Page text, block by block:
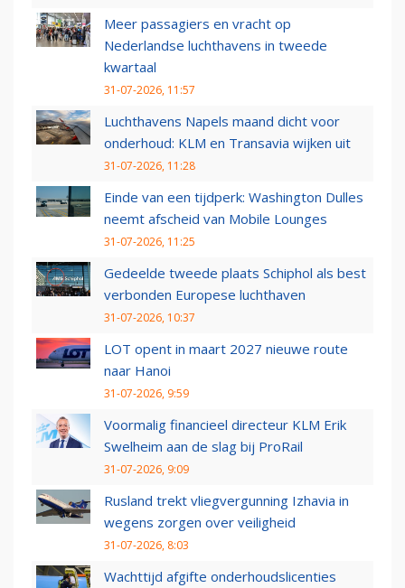
Meer passagiers en vracht op
Nederlandse luchthavens in tweede
kwartaal
31-07-2026, 11:57
Luchthavens Napels maand dicht voor
onderhoud: KLM en Transavia wijken uit
31-07-2026, 11:28
Einde van een tijdperk: Washington Dulles
neemt afscheid van Mobile Lounges
31-07-2026, 11:25
Gedeelde tweede plaats Schiphol als best
verbonden Europese luchthaven
31-07-2026, 10:37
LOT opent in maart 2027 nieuwe route
naar Hanoi
31-07-2026, 9:59
Voormalig financieel directeur KLM Erik
Swelheim aan de slag bij ProRail
31-07-2026, 9:09
Rusland trekt vliegvergunning Izhavia in
wegens zorgen over veiligheid
31-07-2026, 8:03
Wachttijd afgifte onderhoudslicenties